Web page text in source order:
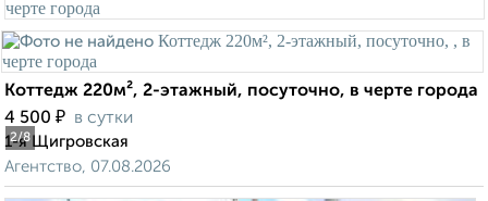
2/8
Коттедж 220м², 2-этажный, посуточно, в черте города
4 500 ₽ в сутки
1-я Щигровская
Агентство, 07.08.2026